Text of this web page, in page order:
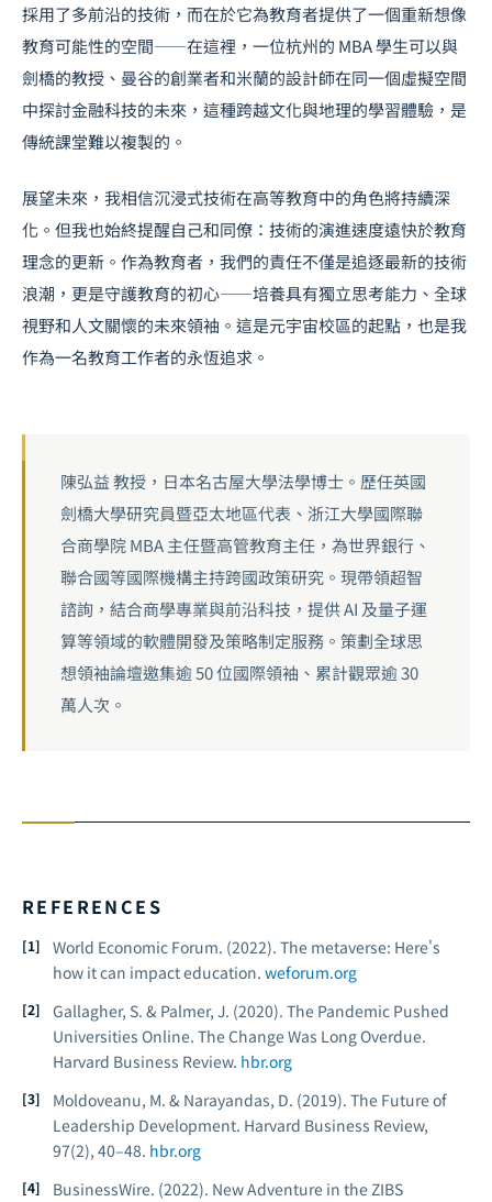
採用了多前沿的技術，而在於它為教育者提供了一個重新想像
教育可能性的空間——在這裡，一位杭州的 MBA 學生可以與
劍橋的教授、曼谷的創業者和米蘭的設計師在同一個虛擬空間
中探討金融科技的未來，這種跨越文化與地理的學習體驗，是
傳統課堂難以複製的。
展望未來，我相信沉浸式技術在高等教育中的角色將持續深
化。但我也始終提醒自己和同僚：技術的演進速度遠快於教育
理念的更新。作為教育者，我們的責任不僅是追逐最新的技術
浪潮，更是守護教育的初心——培養具有獨立思考能力、全球
視野和人文關懷的未來領袖。這是元宇宙校區的起點，也是我
作為一名教育工作者的永恆追求。
陳弘益 教授，日本名古屋大學法學博士。歷任英國
劍橋大學研究員暨亞太地區代表、浙江大學國際聯
合商學院 MBA 主任暨高管教育主任，為世界銀行、
聯合國等國際機構主持跨國政策研究。現帶領超智
諮詢，結合商學專業與前沿科技，提供 AI 及量子運
算等領域的軟體開發及策略制定服務。策劃全球思
想領袖論壇邀集逾 50 位國際領袖、累計觀眾逾 30
萬人次。
REFERENCES
World Economic Forum. (2022). The metaverse: Here's
how it can impact education. weforum.org
Gallagher, S. & Palmer, J. (2020). The Pandemic Pushed
Universities Online. The Change Was Long Overdue.
Harvard Business Review. hbr.org
Moldoveanu, M. & Narayandas, D. (2019). The Future of
Leadership Development. Harvard Business Review,
97(2), 40–48. hbr.org
BusinessWire. (2022). New Adventure in the ZIBS